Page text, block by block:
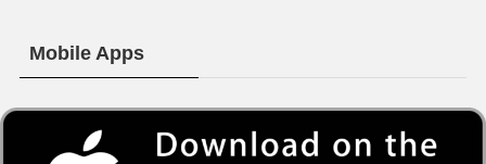
Mobile Apps